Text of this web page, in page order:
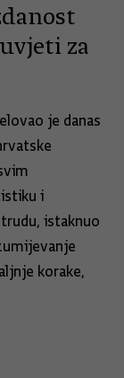
za
je danas
i
istaknuo
korake,